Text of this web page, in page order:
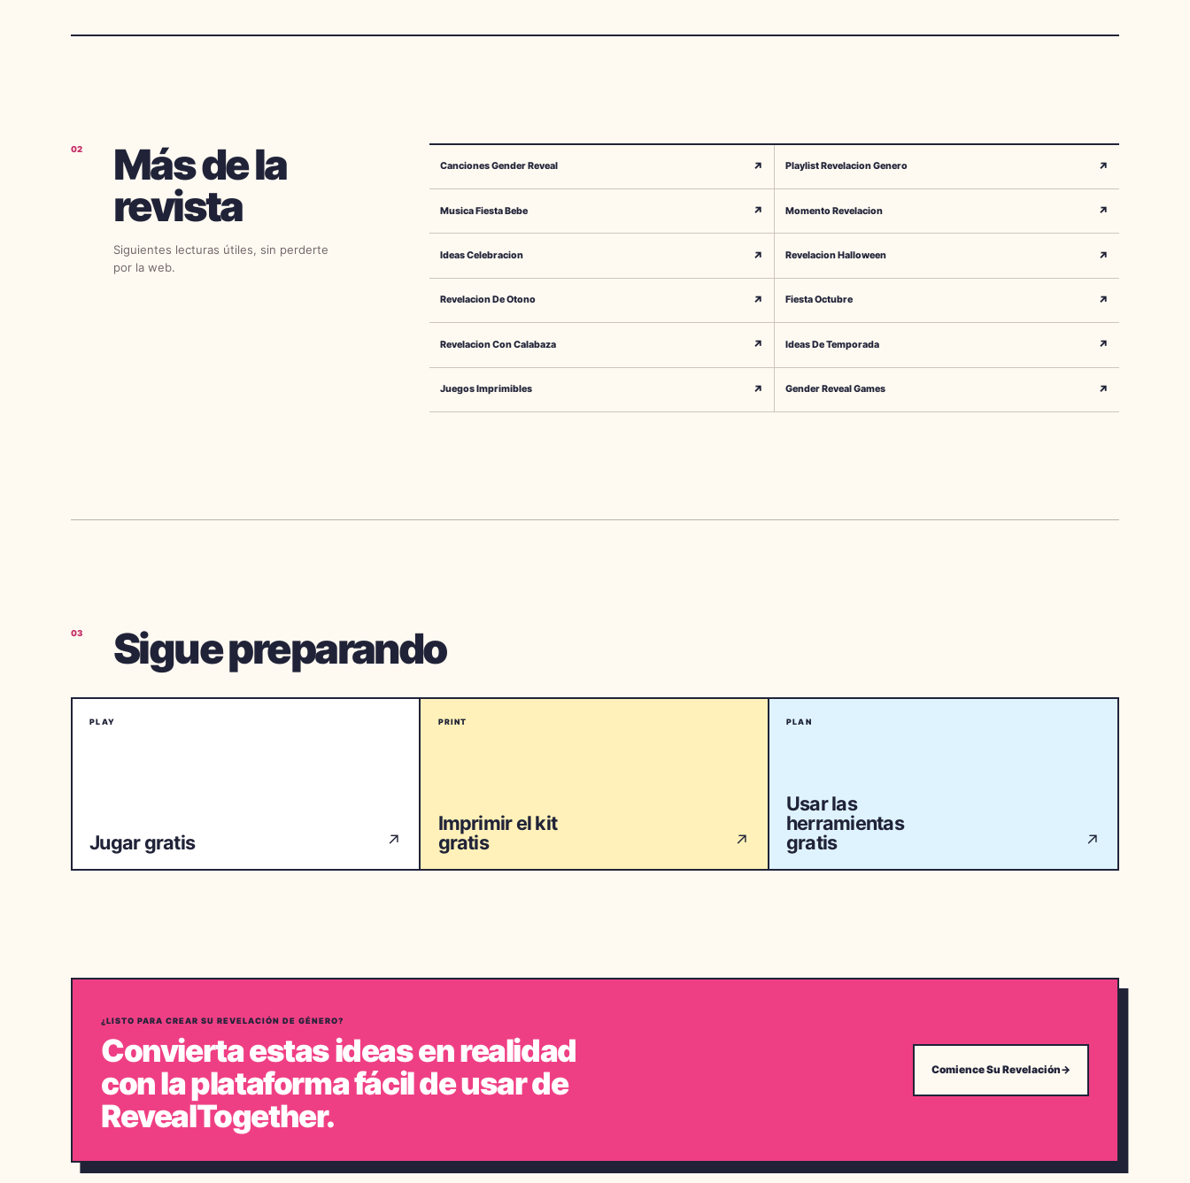
02
Más de la
revista
Siguientes lecturas útiles, sin perderte
por la web.
Canciones Gender Reveal ↗ Playlist Revelacion Genero ↗
Musica Fiesta Bebe ↗ Momento Revelacion ↗
Ideas Celebracion ↗ Revelacion Halloween ↗
Revelacion De Otono ↗ Fiesta Octubre ↗
Revelacion Con Calabaza ↗ Ideas De Temporada ↗
Juegos Imprimibles ↗ Gender Reveal Games ↗
03 Sigue preparando
PLAY
Jugar gratis ↗
PRINT
Imprimir el kit
gratis
↗
PLAN
Usar las
herramientas
gratis
↗
¿LISTO PARA CREAR SU REVELACIÓN DE GÉNERO?
Convierta estas ideas en realidad
con la plataforma fácil de usar de
RevealTogether.
Comience Su Revelación→